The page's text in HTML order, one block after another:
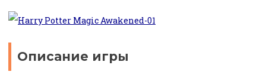
Описание игры